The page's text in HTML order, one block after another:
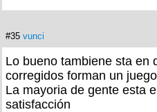
#35 vunci
Lo bueno tambiene sta en
corregidos forman un
La mayoria de gente esta
satisfacción